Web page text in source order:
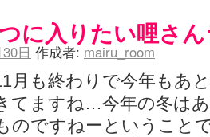
に入りたい哩さ
日 作成者: mairu_room
月も終わりで今年もあ
てますね…今年の冬は
のですねーということ